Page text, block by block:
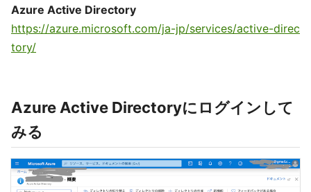
Azure Active Directory
https://azure.microsoft.com/ja-jp/services/active-direc
tory/
Azure Active Directoryにログインして
みる